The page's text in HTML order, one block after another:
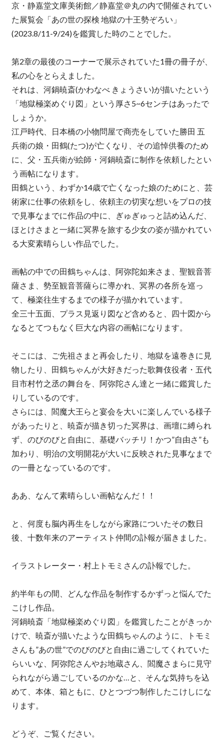
京・静嘉堂文庫美術館／静嘉堂＠丸の内で開催されてい
た展覧会「あの世の探検 地獄の十王勢ぞろい」
(2023.8/11-9/24)を鑑賞した時のことでした。
第2章の最後のコーナーで展示されていた1冊の冊子が、
私の心をとらえました。
それは、河鍋暁斎(かわなべ きょうさい)が描いたという
「地獄極楽めぐり図」という厚さ5~6センチはあったで
しょうか。
江戸時代、日本橋の小物問屋で商売をしていた勝田 五
兵衛の娘・田鶴(たつ)が亡くなり、その追悼供養のため
に、父・五兵衛が絵師・河鍋暁斎に制作を依頼したとい
う画帖になります。
田鶴という、わずか14歳で亡くなった娘のためにと、芸
術家に仕事の依頼をし、依頼主の切実な想いをプロの技
で見事なまでに作品の中に、ぎゅぎゅっと詰め込んだ、
ほとけさまと一緒に冥界を旅する少女の姿が描かれてい
る大変素晴らしい作品でした。
画帖の中での田鶴ちゃんは、阿弥陀如来さま、聖観音菩
薩さま、勢至観音菩薩らに導かれ、冥界の各所を巡っ
て、極楽往生するまでの様子が描かれています。
全三十五面、プラス見返り図など含めると、四十図から
なるとてつもなく巨大な内容の画帖になります。
そこには、ご先祖さまと再会したり、地獄を遠巻きに見
物したり、田鶴ちゃんが大好きだった歌舞伎役者・五代
目市村竹之丞の舞台を、阿弥陀さん達と一緒に鑑賞した
りしているのです。
さらには、閻魔大王らと宴会を大いに楽しんでいる様子
があったりと、暁斎が描き切った冥界は、画壇に縛られ
ず、のびのびと自由に、基礎バッチリ！かつ”自由さ”も
加わり、明治の文明開花が大いに反映された見事なまで
の一冊となっているのです。
ああ、なんて素晴らしい画帖なんだ！！
と、何度も脳内再生をしながら家路についたその数日
後、十数年来のアーティスト仲間の訃報が届きました。
イラストレーター・村上トモミさんの訃報でした。
約半年もの間、どんな作品を制作するかずっと悩んでた
こけし作品。
河鍋暁斎「地獄極楽めぐり図」を鑑賞したことがきっか
けで、暁斎が描いたような田鶴ちゃんのように、トモミ
さんも”あの世”でのびのびと自由に過ごしてくれていた
らいいな、阿弥陀さんやお地蔵さん、閻魔さまらに見守
られながら過ごしているのかな…と、そんな気持ちを込
めて、本体、箱ともに、ひとつづつ制作したこけしにな
ります。
どうぞ、ご覧ください。